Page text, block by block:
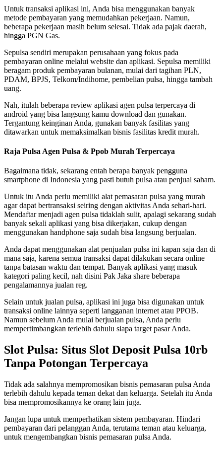
Untuk transaksi aplikasi ini, Anda bisa menggunakan banyak
metode pembayaran yang memudahkan pekerjaan. Namun,
beberapa pekerjaan masih belum selesai. Tidak ada pajak daerah,
hingga PGN Gas.
Sepulsa sendiri merupakan perusahaan yang fokus pada
pembayaran online melalui website dan aplikasi. Sepulsa memiliki
beragam produk pembayaran bulanan, mulai dari tagihan PLN,
PDAM, BPJS, Telkom/Indihome, pembelian pulsa, hingga tambah
uang.
Nah, itulah beberapa review aplikasi agen pulsa terpercaya di
android yang bisa langsung kamu download dan gunakan.
Tergantung keinginan Anda, gunakan banyak fasilitas yang
ditawarkan untuk memaksimalkan bisnis fasilitas kredit murah.
Raja Pulsa Agen Pulsa & Ppob Murah Terpercaya
Bagaimana tidak, sekarang entah berapa banyak pengguna
smartphone di Indonesia yang pasti butuh pulsa atau penjual saham.
Untuk itu Anda perlu memiliki alat pemasaran pulsa yang murah
agar dapat bertransaksi seiring dengan aktivitas Anda sehari-hari.
Mendaftar menjadi agen pulsa tidaklah sulit, apalagi sekarang sudah
banyak sekali aplikasi yang bisa dikerjakan, cukup dengan
menggunakan handphone saja sudah bisa langsung berjualan.
Anda dapat menggunakan alat penjualan pulsa ini kapan saja dan di
mana saja, karena semua transaksi dapat dilakukan secara online
tanpa batasan waktu dan tempat. Banyak aplikasi yang masuk
kategori paling kecil, nah disini Pak Jaka share beberapa
pengalamannya jualan reg.
Selain untuk jualan pulsa, aplikasi ini juga bisa digunakan untuk
transaksi online lainnya seperti langganan internet atau PPOB.
Namun sebelum Anda mulai berjualan pulsa, Anda perlu
mempertimbangkan terlebih dahulu siapa target pasar Anda.
Slot Pulsa: Situs Slot Deposit Pulsa 10rb
Tanpa Potongan Terpercaya
Tidak ada salahnya mempromosikan bisnis pemasaran pulsa Anda
terlebih dahulu kepada teman dekat dan keluarga. Setelah itu Anda
bisa mempromosikannya ke orang lain juga.
Jangan lupa untuk memperhatikan sistem pembayaran. Hindari
pembayaran dari pelanggan Anda, terutama teman atau keluarga,
untuk mengembangkan bisnis pemasaran pulsa Anda.